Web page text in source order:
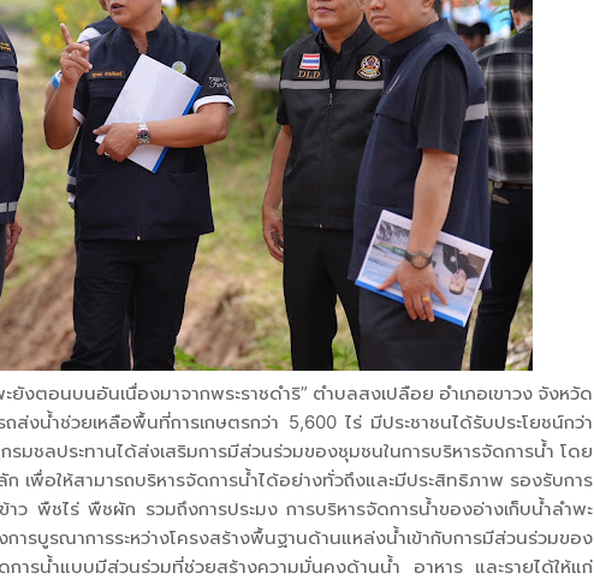
งตอนบนอันเนื่องมาจากพระราชดำริ” ตำบลสงเปลือย อำเภอเขาวง จังหวัด
งน้ำช่วยเหลือพื้นที่การเกษตรกว่า 5,600 ไร่ มีประชาชนได้รับประโยชน์กว่า
มชลประทานได้ส่งเสริมการมีส่วนร่วมของชุมชนในการบริหารจัดการน้ำ โดย
เพื่อให้สามารถบริหารจัดการน้ำได้อย่างทั่วถึงและมีประสิทธิภาพ รองรับการ
ว พืชไร่ พืชผัก รวมถึงการประมง การบริหารจัดการน้ำของอ่างเก็บน้ำลำพะ
รณาการระหว่างโครงสร้างพื้นฐานด้านแหล่งน้ำเข้ากับการมีส่วนร่วมของ
ารน้ำแบบมีส่วนร่วมที่ช่วยสร้างความมั่นคงด้านน้ำ อาหาร และรายได้ให้แก่